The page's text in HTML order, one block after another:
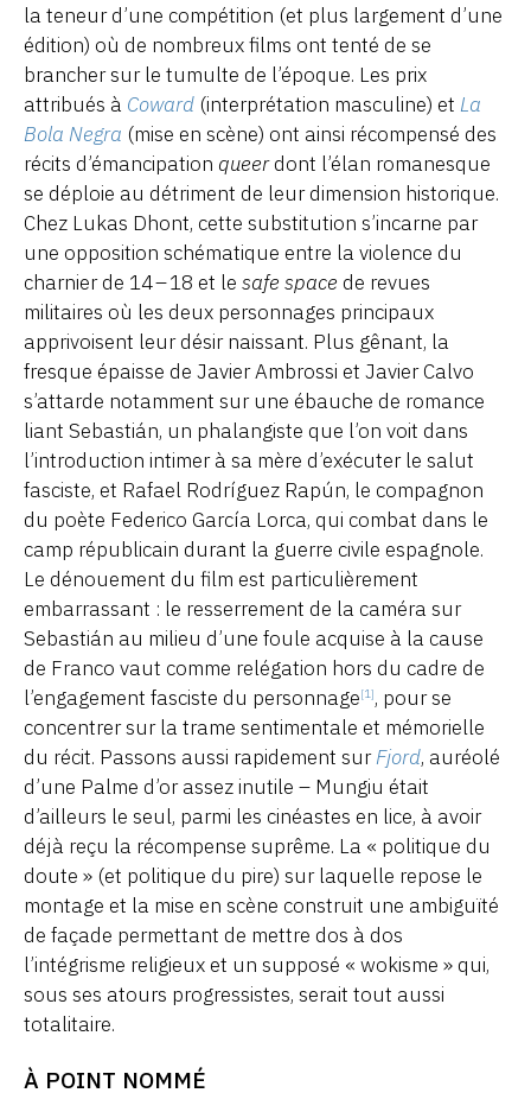
la teneur d’une compétition (et plus largement d’une
édition) où de nombreux films ont tenté de se
brancher sur le tumulte de l’époque. Les prix
attribués à Coward (interprétation masculine) et La
Bola Negra (mise en scène) ont ainsi récompensé des
récits d’émancipation queerdont l’élan romanesque
se déploie au détriment de leur dimension historique.
Chez Lukas Dhont, cette substitution s’incarne par
une opposition schématique entre la violence du
charnier de 14 – 18 et le safe space de revues
militaires où les deux personnages principaux
apprivoisent leur désir naissant. Plus gênant, la
fresque épaisse de Javier Ambrossi et Javier Calvo
s’attarde notamment sur une ébauche de romance
liant Sebastián, un phalangiste que l’on voit dans
l’introduction intimer à sa mère d’exécuter le salut
fasciste, et Rafael Rodríguez Rapún, le compagnon
du poète Federico García Lorca, qui combat dans le
camp républicain durant la guerre civile espagnole.
Le dénouement du film est particulièrement
embarrassant : le resserrement de la caméra sur
Sebastián au milieu d’une foule acquise à la cause
de Franco vaut comme relégation hors du cadre de
l’engagement fasciste du personnage[1], pour se
concentrer sur la trame sentimentale et mémorielle
du récit. Passons aussi rapidement surFjord, auréolé
d’une Palme d’or assez inutile – Mungiu était
d’ailleurs le seul, parmi les cinéastes en lice, à avoir
déjà reçu la récompense suprême. La « politique du
doute » (et politique du pire) sur laquelle repose le
montage et la mise en scène construit une ambiguïté
de façade permettant de mettre dos à dos
l’intégrisme religieux et un supposé « wokisme » qui,
sous ses atours progressistes, serait tout aussi
totalitaire.
À POINT NOMMÉ